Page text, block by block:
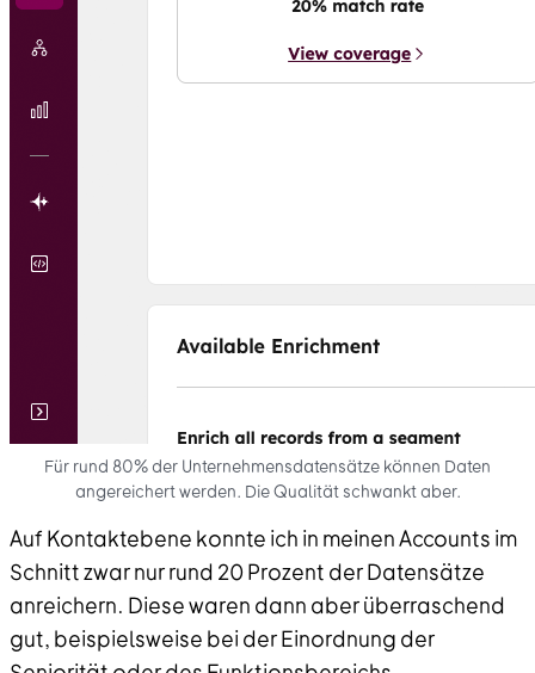
Für rund 80% der Unternehmensdatensätze können Daten
angereichert werden. Die Qualität schwankt aber.
Auf Kontaktebene konnte ich in meinen Accounts im
Schnitt zwar nur rund 20 Prozent der Datensätze
anreichern. Diese waren dann aber überraschend
gut, beispielsweise bei der Einordnung der